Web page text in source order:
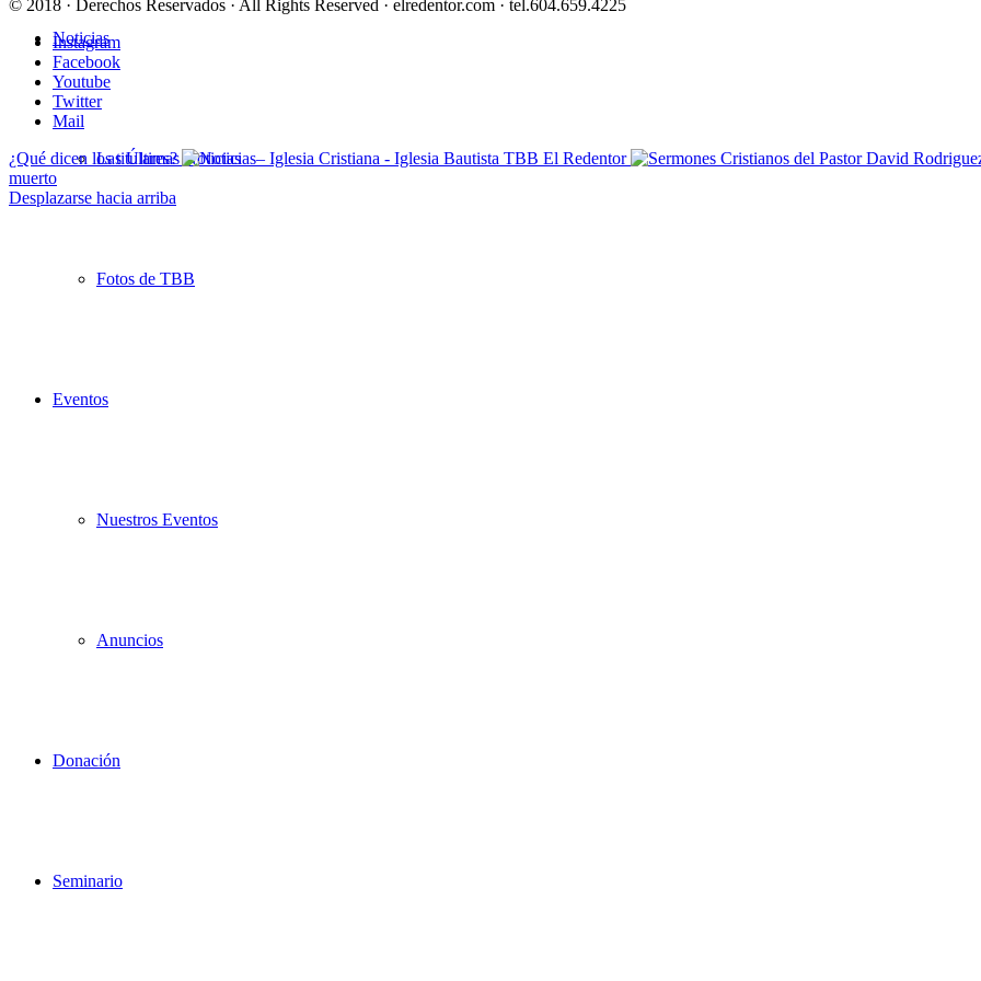
Noticias
Las Últimas Noticias
Fotos de TBB
Eventos
Nuestros Eventos
Anuncios
Donación
Seminario
© 2018 · Derechos Reservados · All Rights Reserved · elredentor.com · tel.604.659.4225
Instagram
Facebook
Youtube
Twitter
Mail
¿Qué dicen los titulares?
muerto
Desplazarse hacia arriba